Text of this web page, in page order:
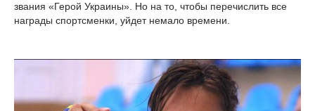
звания «Герой Украины». Но на то, чтобы перечислить все
награды спортсменки, уйдет немало времени.